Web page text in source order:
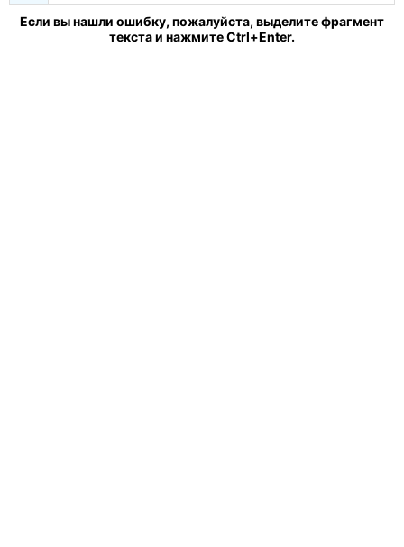
Если вы нашли ошибку, пожалуйста, выделите фрагмент
текста и нажмите Ctrl+Enter.